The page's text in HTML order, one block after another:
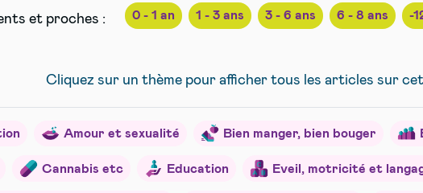
et proches : 0 - 1 an 1 - 3 ans 3 - 6 ans 6 - 8 ans -
Cliquez sur un thème pour afficher tous les articles sur
Amour et sexualité Bien manger, bien bouger
Cannabis etc Education Eveil, motricité et